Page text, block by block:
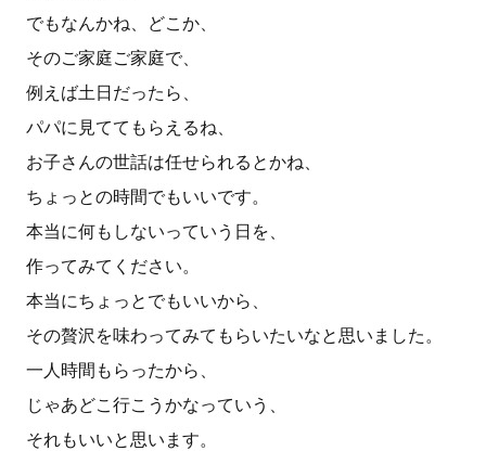
でもなんかね、どこか、
そのご家庭ご家庭で、
例えば土日だったら、
パパに見ててもらえるね、
お子さんの世話は任せられるとかね、
ちょっとの時間でもいいです。
本当に何もしないっていう日を、
作ってみてください。
本当にちょっとでもいいから、
その贅沢を味わってみてもらいたいなと思いました。
一人時間もらったから、
じゃあどこ行こうかなっていう、
それもいいと思います。